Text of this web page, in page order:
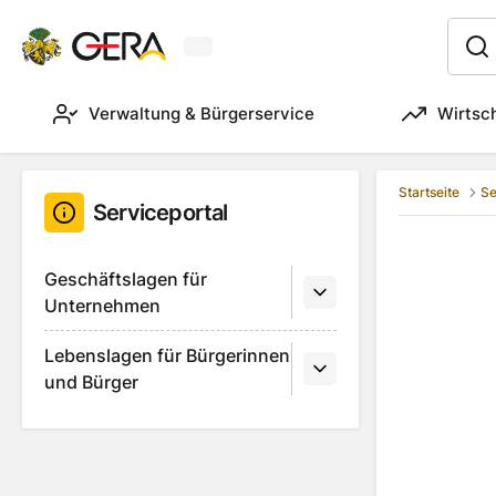
Verwaltung & Bürgerservice
Serviceportal
Geschäftslagen für
Unternehmen
Lebenslagen für Bürgerinnen
und Bürger
Startseite